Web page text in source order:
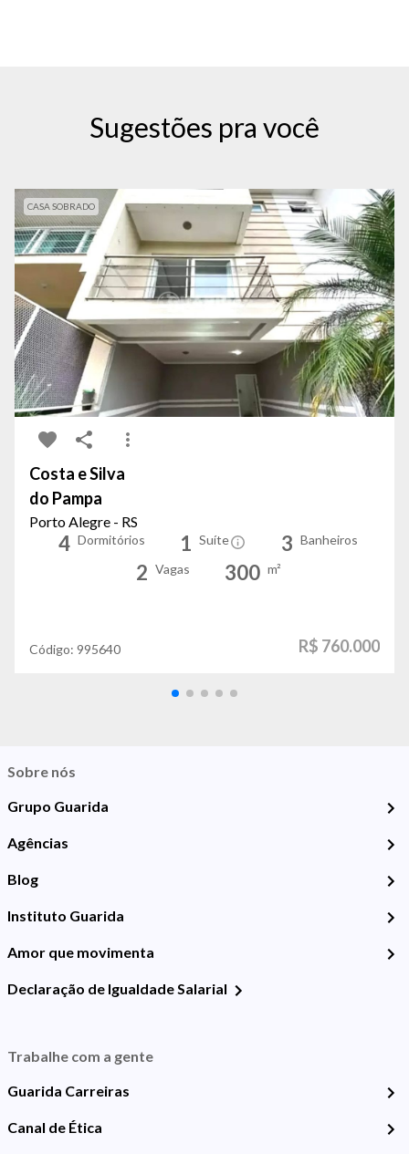
Sugestões pra você
CASA SOBRADO
Costa e Silva
do Pampa
Porto Alegre - RS
4 Dormitórios 1 Suíte 3 Banheiros
2 Vagas 300 m²
Código: 995640 R$ 760.000
Sobre nós
Grupo Guarida
Agências
Blog
Instituto Guarida
Amor que movimenta
Declaração de Igualdade Salarial
Trabalhe com a gente
Guarida Carreiras
Canal de Ética